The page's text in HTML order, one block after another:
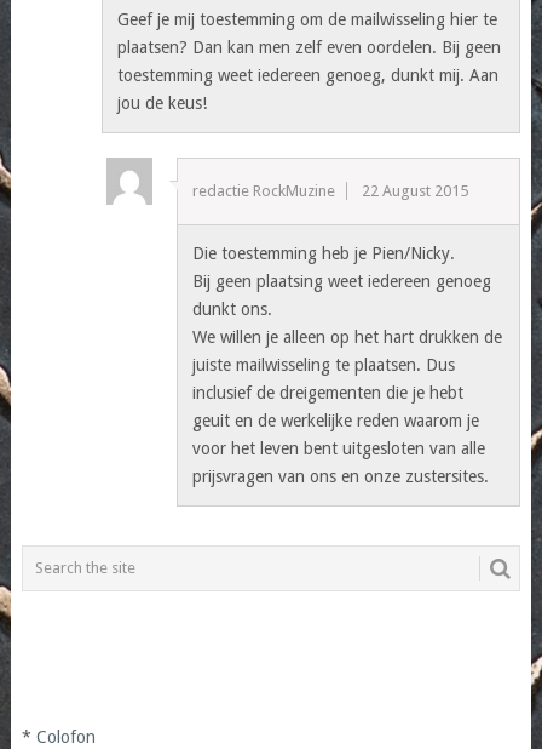
Geef je mij toestemming om de mailwisseling hier te
plaatsen? Dan kan men zelf even oordelen. Bij geen
toestemming weet iedereen genoeg, dunkt mij. Aan
jou de keus!
redactie RockMuzine 22 August 2015
Die toestemming heb je Pien/Nicky.
Bij geen plaatsing weet iedereen genoeg
dunkt ons.
We willen je alleen op het hart drukken de
juiste mailwisseling te plaatsen. Dus
inclusief de dreigementen die je hebt
geuit en de werkelijke reden waarom je
voor het leven bent uitgesloten van alle
prijsvragen van ons en onze zustersites.
* Colofon